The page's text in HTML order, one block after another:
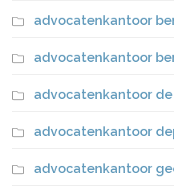
advocatenkantoor
advocatenkantoor
advocatenkantoor
advocatenkantoor
advocatenkantoor